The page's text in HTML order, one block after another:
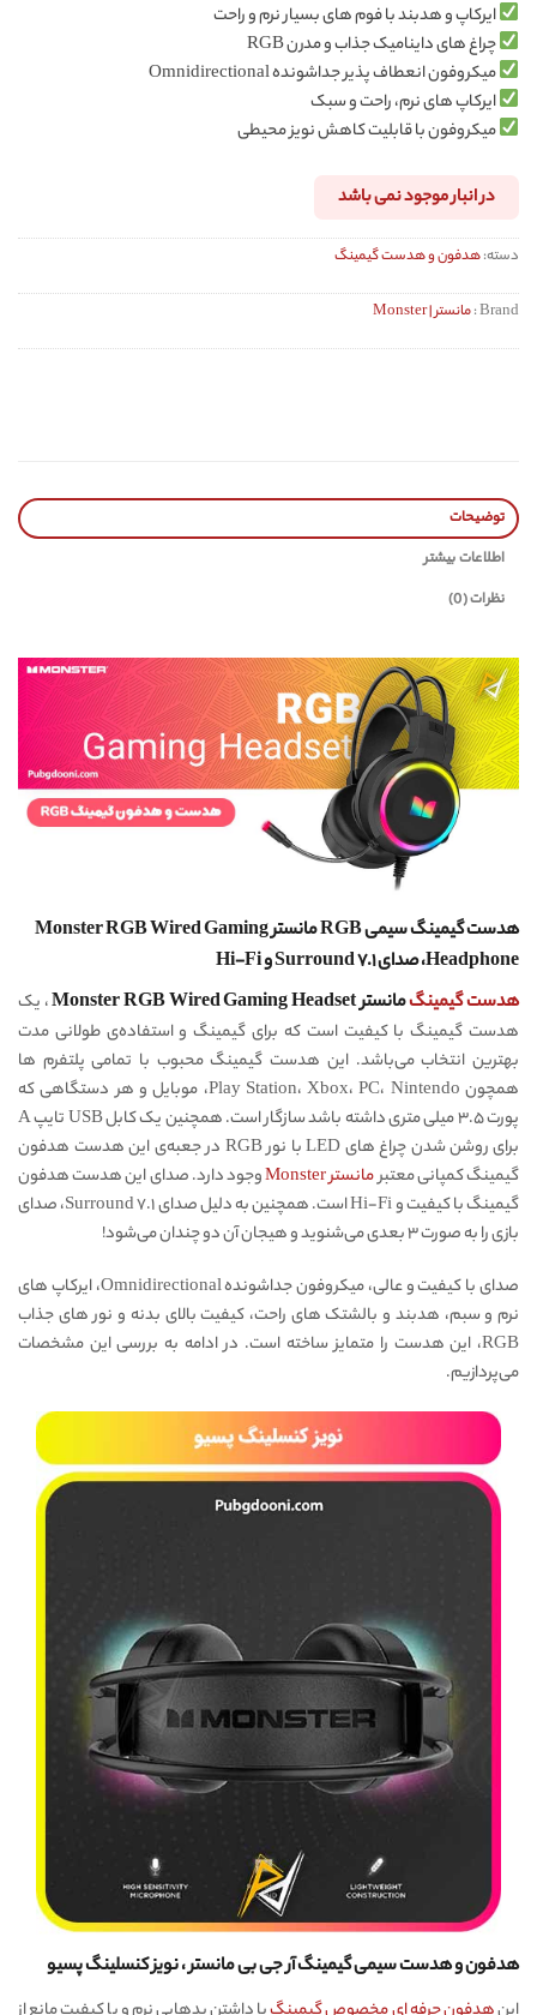
ایرکاپ و هدبند با فوم های بسیار نرم و راحت
چراغ های داینامیک جذاب و مدرن RGB
میکروفون انعطاف پذیر جداشونده Omnidirectional
ایرکاپ های نرم، راحت و سبک
میکروفون با قابلیت کاهش نویز محیطی
در انبار موجود نمی باشد
دسته:هدفون و هدست گیمینگ
Brand : مانستر | Monster
توضیحات
اطلاعات بیشتر
نظرات (0)
هدست گیمینگ سیمی RGB مانستر Monster RGB Wired Gaming
Headphone، صدای ۷.۱ Surround و Hi-Fi
هدست گیمینگمانستر Monster RGB Wired Gaming Headset
، یک
هدست گیمینگ با کیفیت است که برای گیمینگ و استفاده‌ی طولانی مدت
بهترین انتخاب می‌باشد. این هدست گیمینگ محبوب با تمامی پلتفرم ها
همچون Play Station، Xbox، PC، Nintendo، موبایل و هر دستگاهی که
پورت ۳.۵ میلی متری داشته باشد سازگار است. همچنین یک کابل USB تایپ A
برای روشن شدن چراغ های LED با نور RGB در جعبه‌ی این هدست هدفون
گیمینگ کمپانی معتبرمانستر Monster
وجود دارد. صدای این هدست هدفون
گیمینگ با کیفیت و Hi-Fi است. همچنین به دلیل صدای ۷.۱ Surround، صدای
بازی را به صورت ۳ بعدی می‌شنوید و هیجان آن دو چندان می‌شود!
صدای با کیفیت و عالی، میکروفون جداشونده Omnidirectional، ایرکاپ های
نرم و سبم، هدبند و بالشتک های راحت، کیفیت بالای بدنه و نور های جذاب
RGB، این هدست را متمایز ساخته است. در ادامه به بررسی این مشخصات
می‌پردازیم.
هدفون و هدست سیمی گیمینگ آر جی بی مانستر ، نویز کنسلینگ پسیو